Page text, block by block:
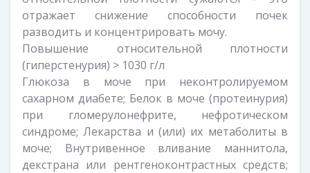
отражает снижение способности почек
разводить и концентрировать мочу.
Повышение относительной плотности
(гиперстенурия) > 1030 г/л
Глюкоза в моче при неконтролируемом
сахарном диабете; Белок в моче (протеинурия)
при гломерулонефрите, нефротическом
синдроме; Лекарства и (или) их метаболиты в
моче; Внутривенное вливание маннитола,
декстрана или рентгеноконтрастных средств;